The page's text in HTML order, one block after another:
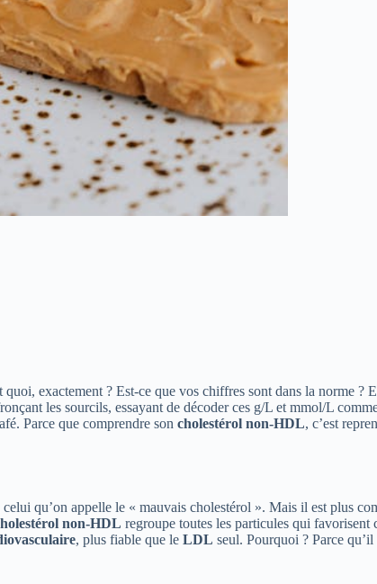
quoi, exactement ? Est-ce que vos chiffres sont dans la norme ?
les sourcils, essayant de décoder ces g/L et mmol/L
Parce que comprendre son cholestérol non-HDL, c’est
celui qu’on appelle le « mauvais cholestérol ». Mais il est plus
non-HDL regroupe toutes les particules qui favorisent
, plus fiable que le LDL seul. Pourquoi ? Parce